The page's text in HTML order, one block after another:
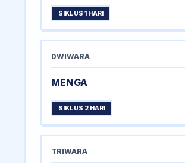
SIKLUS 1 HARI
DWIWARA
MENGA
SIKLUS 2 HARI
TRIWARA